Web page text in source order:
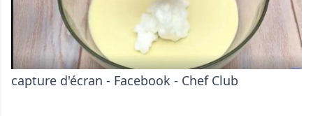
capture d'écran - Facebook - Chef Club